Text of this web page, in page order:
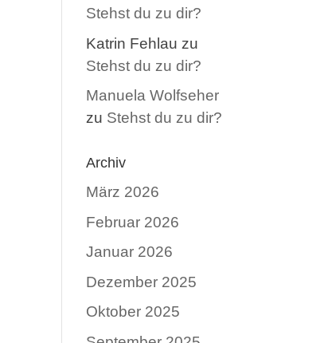
Stehst du zu dir?
Katrin Fehlau zu
Stehst du zu dir?
Manuela Wolfseher
zu Stehst du zu dir?
Archiv
März 2026
Februar 2026
Januar 2026
Dezember 2025
Oktober 2025